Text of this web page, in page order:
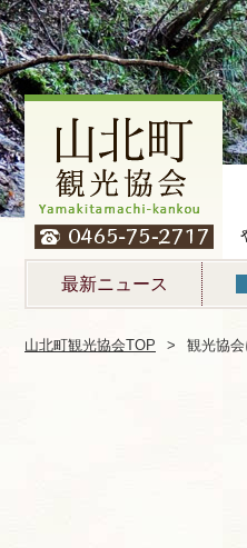
よ
た
最新ニュース
山北町観光協会TOP 観光協